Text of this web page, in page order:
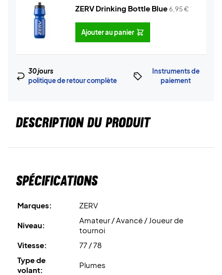
ZERV Drinking Bottle Blue6,95€
Ajouter au panier
30 jours
politique de retour complète
Instruments de
paiement
DESCRIPTION DU PRODUIT
Spécifications
Marques: ZERV
Niveau:
Amateur / Avancé / Joueur de
tournoi
Vitesse:
77 / 78
Type de
volant:
Plumes